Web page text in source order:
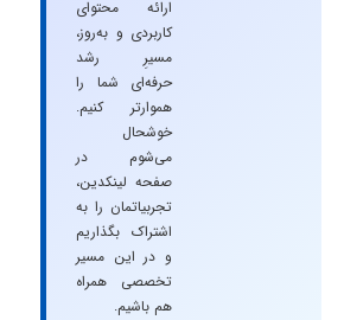
ارائه محتوای
کاربردی و به‌روز،
مسیرِ رشد
حرفه‌ای شما را
هموارتر کنیم.
خوشحال
می‌شوم در
صفحه لینکدین،
تجربیاتمان را به
اشتراک بگذاریم
و در این مسیر
تخصصی همراه
هم باشیم.